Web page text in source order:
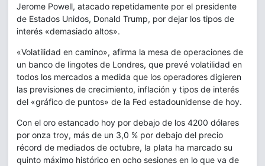
Jerome Powell, atacado repetidamente por el presidente
de Estados Unidos, Donald Trump, por dejar los tipos de
interés «demasiado altos».
«Volatilidad en camino», afirma la mesa de operaciones de
un banco de lingotes de Londres, que prevé volatilidad en
todos los mercados a medida que los operadores digieren
las previsiones de crecimiento, inflación y tipos de interés
del «gráfico de puntos» de la Fed estadounidense de hoy.
Con el oro estancado hoy por debajo de los 4200 dólares
por onza troy, más de un 3,0 % por debajo del precio
récord de mediados de octubre, la plata ha marcado su
quinto máximo histórico en ocho sesiones en lo que va de